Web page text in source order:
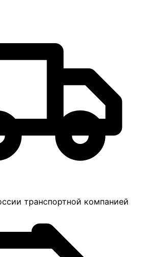
транспортной компанией